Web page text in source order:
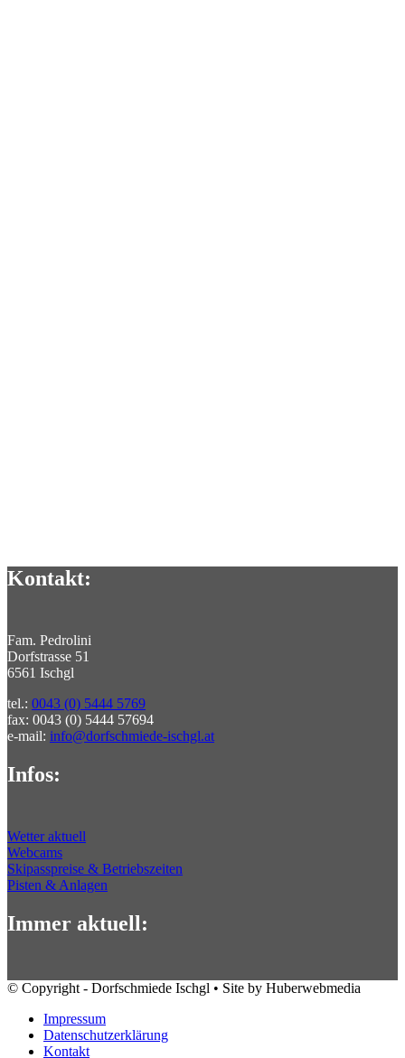
Kontakt:
Fam. Pedrolini
Dorfstrasse 51
6561 Ischgl
tel.: 0043 (0) 5444 5769
fax: 0043 (0) 5444 57694
e-mail: info@dorfschmiede-ischgl.at
Infos:
Wetter aktuell
Webcams
Skipasspreise & Betriebszeiten
Pisten & Anlagen
Immer aktuell:
© Copyright - Dorfschmiede Ischgl • Site by Huberwebmedia
Impressum
Datenschutzerklärung
Kontakt